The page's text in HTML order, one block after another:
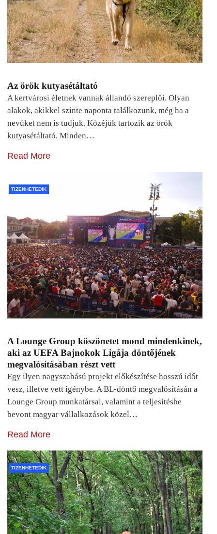
Az örök kutyasétáltató
A kertvárosi életnek vannak állandó szereplői. Olyan
alakok, akikkel szinte naponta találkozunk, még ha a
nevüket nem is tudjuk. Közéjük tartozik az örök
kutyasétáltató. Minden…
Read More
TIZENHETEDIK
A Lounge Group köszönetet mond mindenkinek,
aki az UEFA Bajnokok Ligája döntőjének
megvalósításában részt vett
Egy ilyen nagyszabású projekt előkészítése hosszú időt
vesz, illetve vett igénybe. A BL-döntő megvalósításán a
Lounge Group munkatársai, valamint a teljesítésbe
bevont magyar vállalkozások közel…
Read More
TIZENHETEDIK